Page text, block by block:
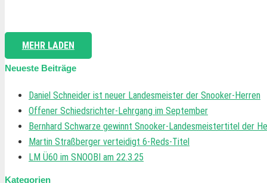
MEHR LADEN
Neueste Beiträge
Daniel Schneider ist neuer Landesmeister der Snooker-Herren
Offener Schiedsrichter-Lehrgang im September
Bernhard Schwarze gewinnt Snooker-Landesmeistertitel der
Martin Straßberger verteidigt 6-Reds-Titel
LM Ü60 im SNOOBI am 22.3.25
Kategorien